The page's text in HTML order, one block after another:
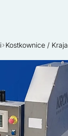
Kostkownice /